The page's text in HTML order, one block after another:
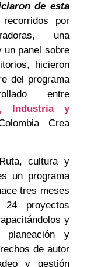
de esta
por
una
un panel sobre
hicieron
del programa
entre
Industria y
Crea
cultura y
un programa
tres meses
proyectos
y
planeación y
de autor
y gestión